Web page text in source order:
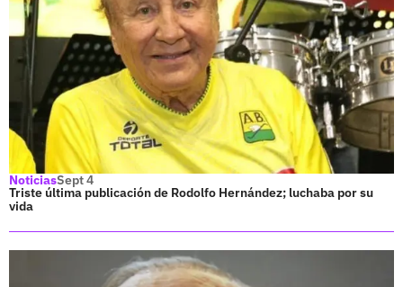
NoticiasSept 4
Triste última publicación de Rodolfo Hernández; luchaba por su
vida